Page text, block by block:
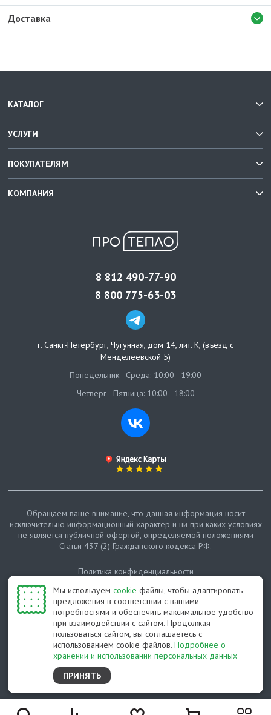
Доставка
Мы используем cookie файлы, чтобы адаптировать
предложения в соответствии с вашими
потребностями и обеспечить максимальное удобство
при взаимодействии с сайтом. Продолжая
пользоваться сайтом, вы соглашаетесь с
использованием cookie файлов. Подробнее о
хранении и использовании персональных данных
ПРИНЯТЬ
КАТАЛОГ
УСЛУГИ
ПОКУПАТЕЛЯМ
КОМПАНИЯ
8 812 490-77-90
8 800 775-63-03
г. Санкт-Петербург, Чугунная, дом 14, лит. К, (въезд с
Менделеевской 5)
Понедельник - Среда: 10:00 - 19:00
Четверг - Пятница: 10:00 - 18:00
© Протепло-СПб, 2011-2026
Обращаем ваше внимание, что данная информация носит
исключительно информационный характер и ни при каких условиях
не является публичной офертой, определяемой положениями
Статьи 437 (2) Гражданского кодекса РФ.
Политика конфиденциальности
Карта сайта
Разработано студией Feel Good St